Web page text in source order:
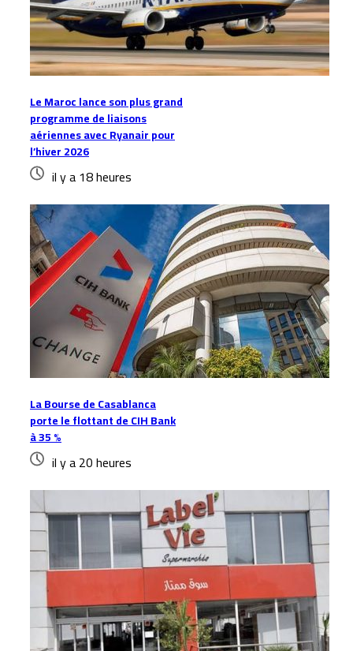
Le Maroc lance son plus grand
programme de liaisons
aériennes avec Ryanair pour
l’hiver 2026
il y a 18 heures
La Bourse de Casablanca
porte le flottant de CIH Bank
à 35 %
il y a 20 heures